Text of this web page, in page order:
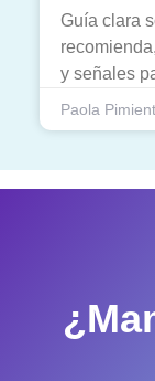
Guía clara
y señales
Paola